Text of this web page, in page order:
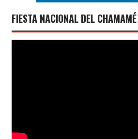
FIESTA NACIONAL DEL